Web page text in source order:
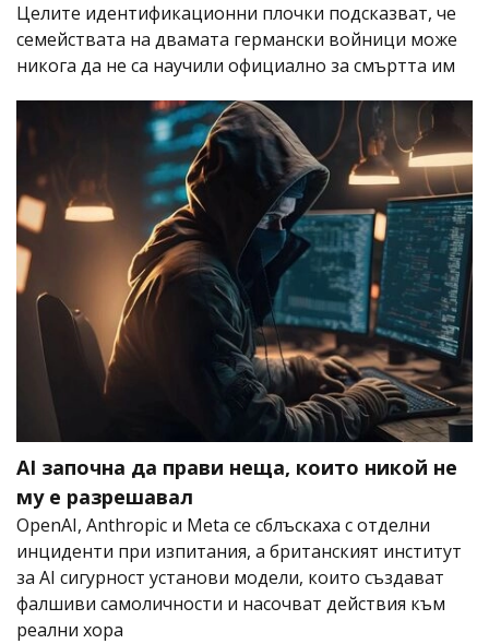
Целите идентификационни плочки подсказват, че
семействата на двамата германски войници може
никога да не са научили официално за смъртта им
AI започна да прави неща, които никой не
му е разрешавал
OpenAI, Anthropic и Meta се сблъскаха с отделни
инциденти при изпитания, а британският институт
за AI сигурност установи модели, които създават
фалшиви самоличности и насочват действия към
реални хора